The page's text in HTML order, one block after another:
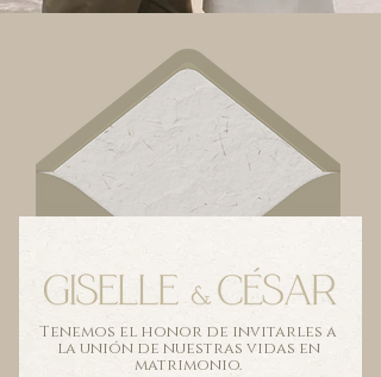
Tenemos el honor de invitarles a
la unión de nuestras vidas en
matrimonio.